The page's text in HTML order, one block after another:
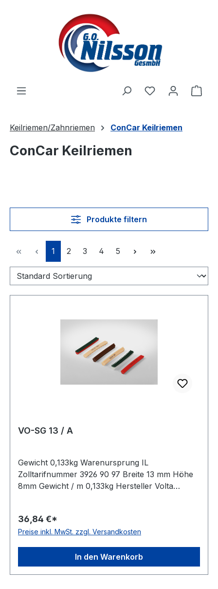
Zum Hauptinhalt springen
Keilriemen/Zahnriemen ConCar Keilriemen
ConCar Keilriemen
Produkte filtern
Seite
1 Seite
2 Seite
3 Seite
4 Seite
5
VO-SG 13 / A
Gewicht 0,133kg Warenursprung IL
Zolltarifnummer 3926 90 97 Breite 13 mm Höhe
8mm Gewicht / m 0,133kg Hersteller Volta
FDA-Zulassung ja Zugstrang nein Shorehärte
83° Shore A
36,84 €*
Preise inkl. MwSt. zzgl. Versandkosten
In den Warenkorb